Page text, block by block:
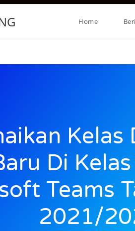
Home
Kelas
Di
Teams
2021/